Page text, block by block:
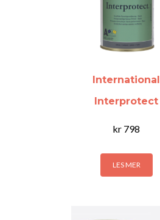
International
Interprotect
kr 798
LES MER